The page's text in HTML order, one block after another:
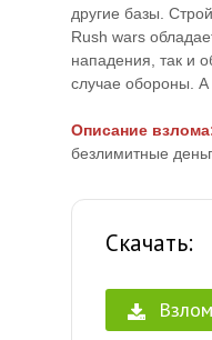
другие базы.
Rush wars
нападения, так и
случае обороны.
Описание
безлимитные
Скачать: